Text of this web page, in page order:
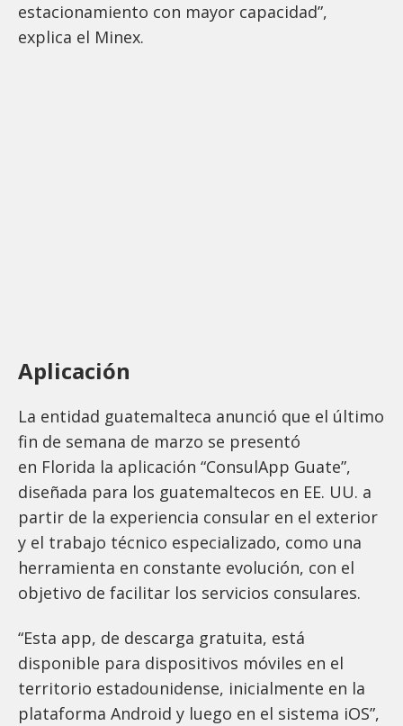
estacionamiento con mayor capacidad”,
explica el Minex.
Aplicación
La entidad guatemalteca anunció que el último
fin de semana de marzo se presentó
en Florida la aplicación “ConsulApp Guate”,
diseñada para los guatemaltecos en EE. UU. a
partir de la experiencia consular en el exterior
y el trabajo técnico especializado, como una
herramienta en constante evolución, con el
objetivo de facilitar los servicios consulares.
“Esta app, de descarga gratuita, está
disponible para dispositivos móviles en el
territorio estadounidense, inicialmente en la
plataforma Android y luego en el sistema iOS”,